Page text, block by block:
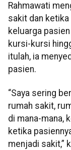
Rahmawati
sakit dan
keluarga
kursi-kursi
itulah, ia
pasien.
“Saya sering
rumah sakit,
di mana-mana,
ketika
menjadi sakit,”